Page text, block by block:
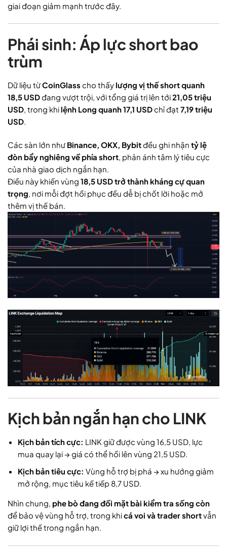
giai đoạn giảm mạnh trước đây.
Phái sinh: Áp lực short bao
trùm
Dữ liệu từCoinGlass cho thấy lượng vị thế short quanh
18,5 USDđang vượt trội, với tổng giá trị lên tới21,05 triệu
USD, trong khi lệnh Long quanh 17,1 USDchỉ đạt 7,19 triệu
USD.
Các sàn lớn như Binance, OKX, Bybitđều ghi nhận tỷ lệ
đòn bẩy nghiêng về phía short, phản ánh tâm lý tiêu cực
của nhà giao dịch ngắn hạn.
Điều này khiến vùng 18,5 USD trở thành kháng cự quan
trọng, nơi mỗi đợt hồi phục đều dễ bị chốt lời hoặc mở
thêm vị thế bán.
Kịch bản ngắn hạn cho LINK
Kịch bản tích cực: LINK giữ được vùng 16,5 USD, lực
mua quay lại → giá có thể hồi lên vùng 21,5 USD.
Kịch bản tiêu cực: Vùng hỗ trợ bị phá → xu hướng giảm
mở rộng, mục tiêu kế tiếp 8,7 USD.
Nhìn chung, phe bò đang đối mặt bài kiểm tra sống còn
để bảo vệ vùng hỗ trợ, trong khicá voi và trader shortvẫn
giữ lợi thế trong ngắn hạn.